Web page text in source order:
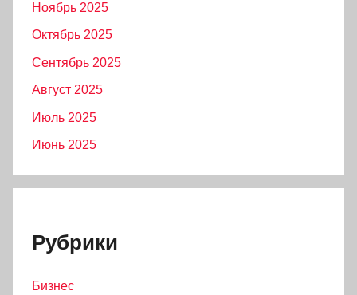
Ноябрь 2025
Октябрь 2025
Сентябрь 2025
Август 2025
Июль 2025
Июнь 2025
Рубрики
Бизнес